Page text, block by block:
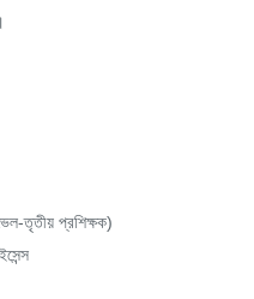
তৃতীয় প্রশিক্ষক)